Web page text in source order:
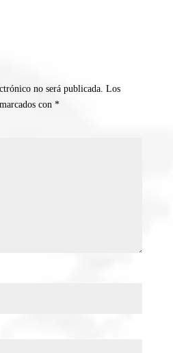
no será publicada. Los
con *